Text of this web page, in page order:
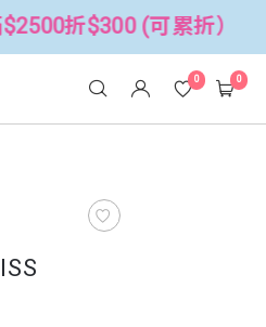
(可累折）
0 0